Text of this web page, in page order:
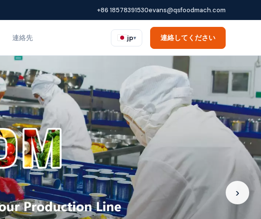
+86 18578391530evans@qsfoodmach.com
連絡先 jp▾ 連絡してください
›